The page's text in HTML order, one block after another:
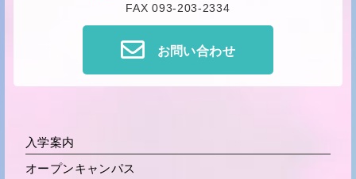
FAX 093-203-2334
お問い合わせ
入学案内
オープンキャンパス